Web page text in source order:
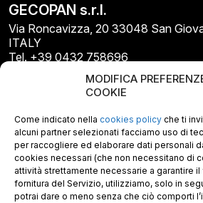
MODIFICA
COOKIE
Come indicato nella cookies policy che ti
alcuni partner selezionati facciamo uso di
per raccogliere ed elaborare dati personali
cookies necessari (che non necessitano di
attività strettamente necessarie a garantire
fornitura del Servizio, utilizziamo, solo in
potrai dare o meno senza che ciò comporti
GECOPAN s.r.l.
Via Roncavizza, 20 33048 San
ITALY
Tel. +39 0432 758696
E-mail: info@gecopan.it
E-mail PEC: gecopan@pec.it
P.I. E C.F. 02487660306
N. REA UD 264834
Capitale sociale € 30.000